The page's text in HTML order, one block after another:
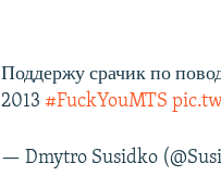
Поддержу срачик по
2013 #FuckYouMTS
— Dmytro Susidko